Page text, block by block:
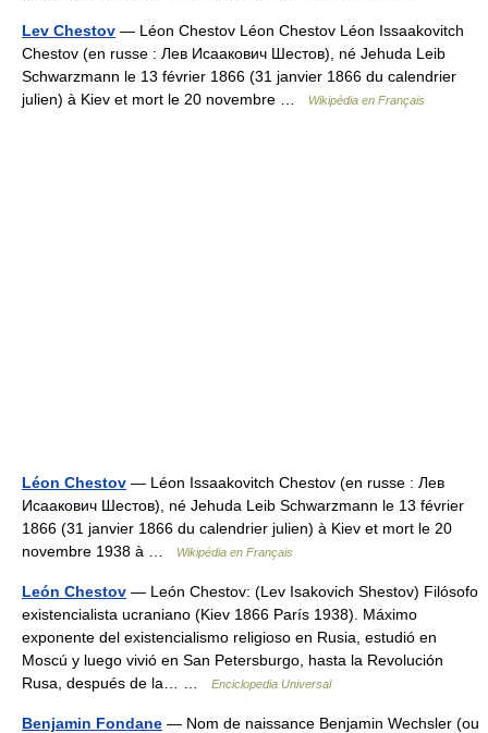
Lev Chestov — Léon Chestov Léon Chestov Léon Issaakovitch
Chestov (en russe : Лев Исаакович Шестов), né Jehuda Leib
Schwarzmann le 13 février 1866 (31 janvier 1866 du calendrier
julien) à Kiev et mort le 20 novembre …
Wikipédia en Français
Léon Chestov — Léon Issaakovitch Chestov (en russe : Лев
Исаакович Шестов), né Jehuda Leib Schwarzmann le 13 février
1866 (31 janvier 1866 du calendrier julien) à Kiev et mort le 20
novembre 1938 à …
Wikipédia en Français
León Chestov — León Chestov: (Lev Isakovich Shestov) Filósofo
existencialista ucraniano (Kiev 1866 París 1938). Máximo
exponente del existencialismo religioso en Rusia, estudió en
Moscú y luego vivió en San Petersburgo, hasta la Revolución
Rusa, después de la… …
Enciclopedia Universal
Benjamin Fondane — Nom de naissance Benjamin Wechsler (ou